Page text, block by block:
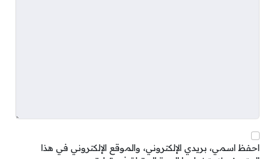
احفظ اسمي، بريدي الإلكتروني، والموقع الإلكتروني في هذا